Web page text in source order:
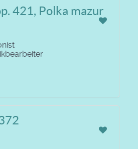
421, Polka mazur